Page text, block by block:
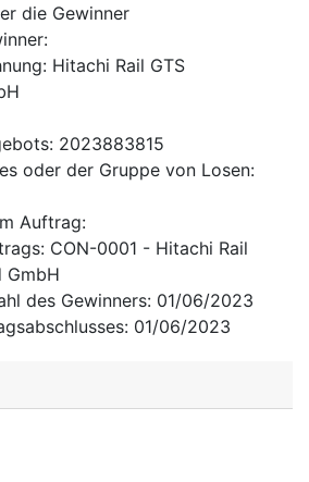
die Gewinner
:
: Hitachi Rail GTS
: 2023883815
oder der Gruppe von Losen:
Auftrag:
: CON-0001 - Hitachi Rail
GmbH
des Gewinners: 01/06/2023
: 01/06/2023